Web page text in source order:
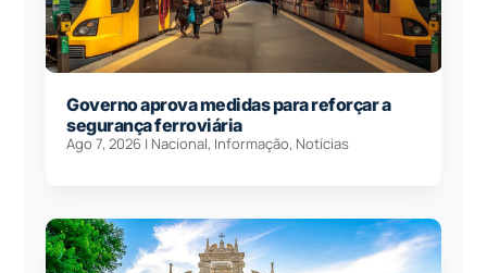
Governo aprova medidas para reforçar a
segurança ferroviária
Ago 7, 2026 | Nacional, Informação, Notícias